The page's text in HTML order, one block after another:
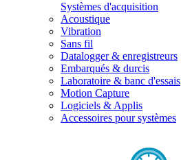
Systèmes d'acquisition
Acoustique
Vibration
Sans fil
Datalogger & enregistreurs
Embarqués & durcis
Laboratoire & banc d'essais
Motion Capture
Logiciels & Applis
Accessoires pour systèmes